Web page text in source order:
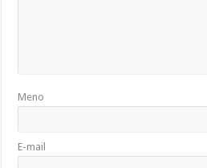
Meno
E-mail